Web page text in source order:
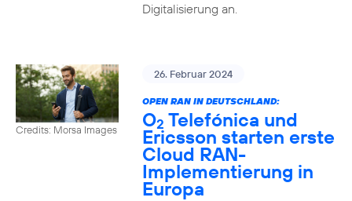
Digitalisierung an.
Credits: Morsa Images
26. Februar 2024
OPEN RAN IN DEUTSCHLAND:
O2 Telefónica und
Ericsson starten erste
Cloud RAN-
Implementierung in
Europa